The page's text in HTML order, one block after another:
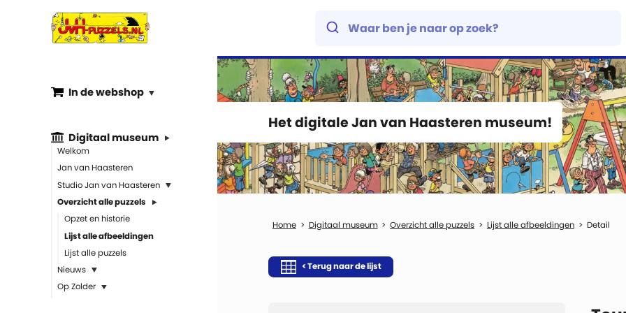
Het digitale Jan van Haasteren museum!
In de webshop
Digitaal museum
Welkom
Jan van Haasteren
Studio Jan van Haasteren
Overzicht alle puzzels
Opzet en historie
Lijst alle afbeeldingen
Lijst alle puzzels
Nieuws
Op Zolder
Digitaal museum Overzicht alle puzzels Lijst alle afbeeldingen Detail
< Terug naar de lijst